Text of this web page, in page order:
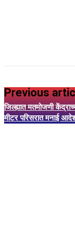
Previous
जिल्ह्यात मतमोजणी
मीटर परिसरात मनाई